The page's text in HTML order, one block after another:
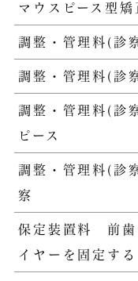
マウスピース型矯
調整・管理料(診
調整・管理料(診
調整・管理料(診
ピース
調整・管理料(診
察
保定装置料 前歯
イヤーを固定す